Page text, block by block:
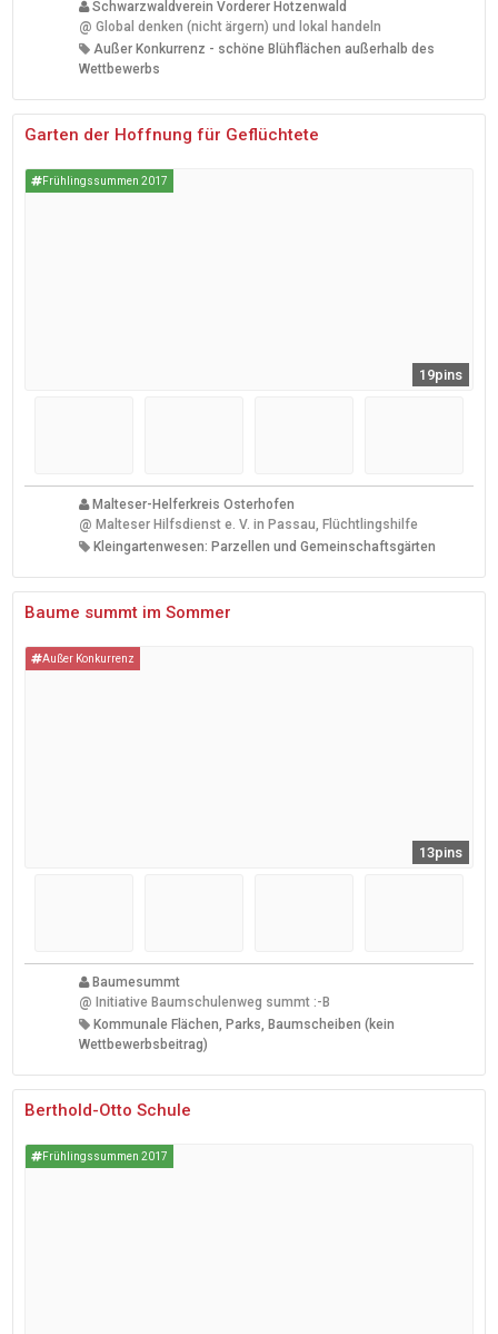
Schwarzwaldverein Vorderer Hotzenwald
@ Global denken (nicht ärgern) und lokal handeln
Außer Konkurrenz - schöne Blühflächen außerhalb des
Wettbewerbs
Garten der Hoffnung für Geflüchtete
Frühlingssummen 2017
19pins
Malteser-Helferkreis Osterhofen
@ Malteser Hilfsdienst e. V. in Passau, Flüchtlingshilfe
Kleingartenwesen: Parzellen und Gemeinschaftsgärten
Baume summt im Sommer
Außer Konkurrenz
13pins
Baumesummt
@ Initiative Baumschulenweg summt :-B
Kommunale Flächen, Parks, Baumscheiben (kein
Wettbewerbsbeitrag)
Berthold-Otto Schule
Frühlingssummen 2017